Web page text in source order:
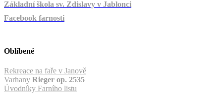
Základní škola sv. Zdislavy v Jablonci
Facebook farnosti
Oblíbené
Rekreace na faře v Janově
Varhany Rieger op. 2535
Úvodníky Farního listu